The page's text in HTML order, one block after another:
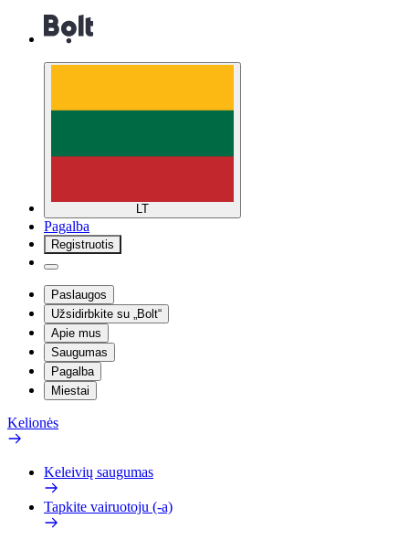
LT
Pagalba
Registruotis
Paslaugos
Užsidirbkite su „Bolt“
Apie mus
Saugumas
Pagalba
Miestai
Kelionės
Keleivių saugumas
Tapkite vairuotoju (-a)